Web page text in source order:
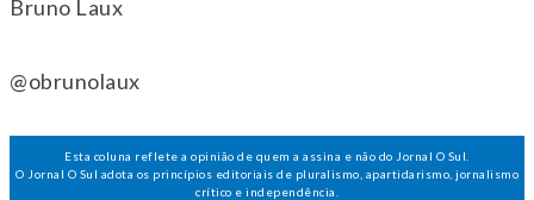
Bruno Laux
@obrunolaux
Esta coluna reflete a opinião de quem a assina e não do Jornal O Sul.
O Jornal O Sul adota os princípios editoriais de pluralismo, apartidarismo, jornalismo
crítico e independência.